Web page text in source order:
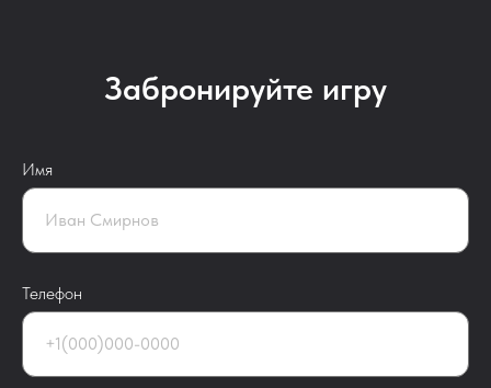
Забронируйте игру
Имя
Телефон